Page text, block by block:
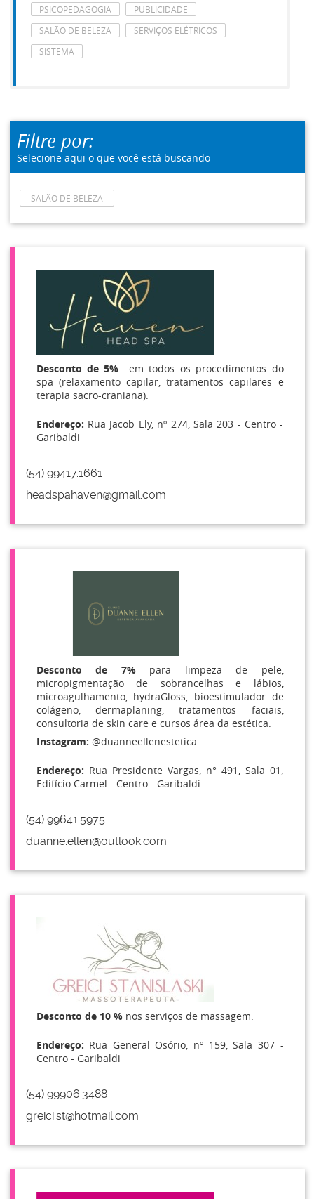
PSICOPEDAGOGIA
PUBLICIDADE
SALÃO DE BELEZA
SERVIÇOS ELÉTRICOS
SISTEMA
Filtre por:
Selecione aqui o que você está buscando
SALÃO DE BELEZA
Desconto de 5% em todos os procedimentos do
spa (relaxamento capilar, tratamentos capilares e
terapia sacro-craniana).
Endereço: Rua Jacob Ely, nº 274, Sala 203 - Centro -
Garibaldi
(54) 99417.1661
headspahaven@gmail.com
Desconto de 7%para limpeza de pele,
micropigmentação de sobrancelhas e lábios,
microagulhamento, hydraGloss, bioestimulador de
colágeno, dermaplaning, tratamentos faciais,
consultoria de skin care e cursos área da estética.
Instagram: @duanneellenestetica
Endereço: Rua Presidente Vargas, n° 491, Sala 01,
Edifício Carmel - Centro - Garibaldi
(54) 99641.5975
duanne.ellen@outlook.com
Desconto de 10 % nos serviços de massagem.
Endereço: Rua General Osório, nº 159, Sala 307 -
Centro - Garibaldi
(54) 99906.3488
greici.st@hotmail.com